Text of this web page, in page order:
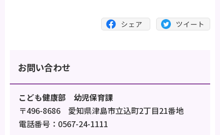
お問い合わせ
こども健康部 幼児保育課
〒496-8686 愛知県津島市立込町2丁目21番地
電話番号：0567-24-1111